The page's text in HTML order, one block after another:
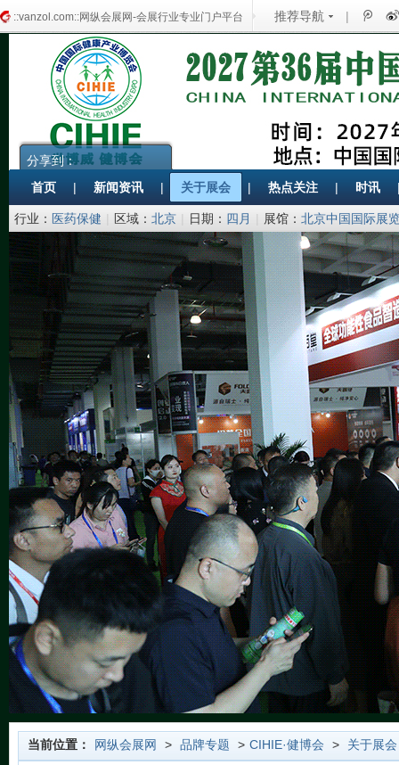
::vanzol.com::网纵会展网-会展行业专业门户平台 推荐导航 |
分享到：
首页
| 新闻资讯 | 关于展会 | 热点关注 | 时讯
行业： 医药保健 | 区域： 北京 | 日期： 四月 | 展馆： 北京中国国际展
当前位置： 网纵会展网 > 品牌专题 > CIHIE·健博会 > 关于展会